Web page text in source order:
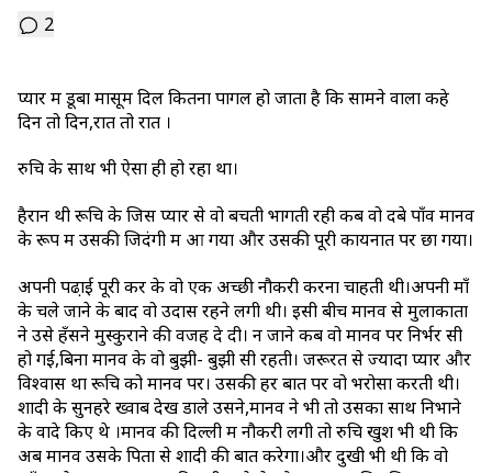
2
प्यार में डूबा मासूम दिल कितना पागल हो जाता है कि सामने वाला कहे
दिन तो दिन,रात तो रात ।
रुचि के साथ भी ऐसा ही हो रहा था।
हैरान थी रूचि के जिस प्यार से वो बचती भागती रही कब वो दबे पाँव मानव
के रूप में उसकी जिदंगी में आ गया और उसकी पूरी कायनात पर छा गया।
अपनी पढा़ई पूरी कर के वो एक अच्छी नौकरी करना चाहती थी।अपनी माँ
के चले जाने के बाद वो उदास रहने लगी थी। इसी बीच मानव से मुलाकातों
ने उसे हँसने मुस्कुराने की वजह दे दी। न जाने कब वो मानव पर निर्भर सी
हो गई,बिना मानव के वो बुझी- बुझी सी रहती। जरूरत से ज्यादा प्यार और
विश्वास था रूचि को मानव पर। उसकी हर बात पर वो भरोसा करती थी।
शादी के सुनहरे ख्वाब देख डाले उसने,मानव ने भी तो उसका साथ निभाने
के वादे किए थे ।मानव की दिल्ली में नौकरी लगी तो रुचि खुश भी थी कि
अब मानव उसके पिता से शादी की बात करेगा।और दुखी भी थी कि वो